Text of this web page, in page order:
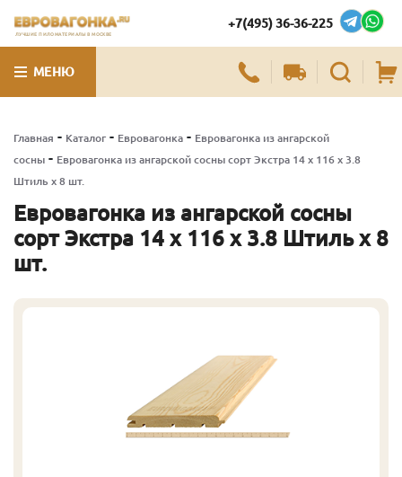
ЛУЧШИЕ ПИЛОМАТЕРИАЛЫ В МОСКВЕ
+7(495) 36-36-225
МЕНЮ
Главная - Каталог - Евровагонка - Евровагонка из ангарской
сосны - Евровагонка из ангарской сосны сорт Экстра 14 x 116 x 3.8
Штиль x 8 шт.
Евровагонка из ангарской сосны
сорт Экстра 14 x 116 x 3.8 Штиль x 8
шт.